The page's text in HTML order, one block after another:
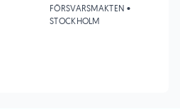
FÖRSVARSMAKTEN •
STOCKHOLM